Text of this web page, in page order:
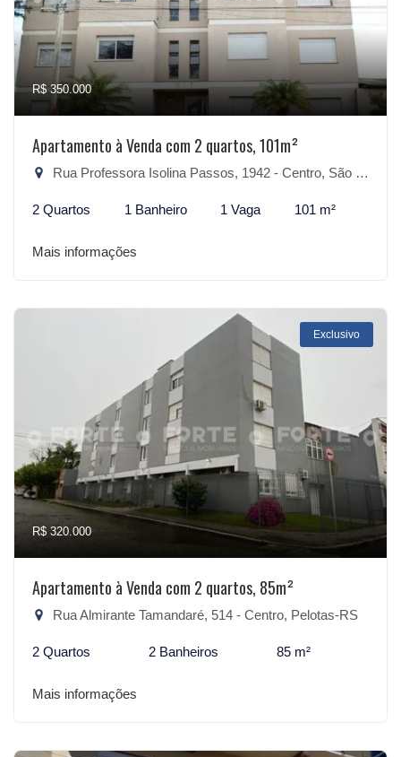
R$ 350.000
Apartamento à Venda com 2 quartos, 101m²
Rua Professora Isolina Passos, 1942 - Centro, São Lourenço do Sul-RS
2 Quartos 1 Banheiro 1 Vaga 101 m²
Mais informações
Exclusivo
R$ 320.000
Apartamento à Venda com 2 quartos, 85m²
Rua Almirante Tamandaré, 514 - Centro, Pelotas-RS
2 Quartos 2 Banheiros 85 m²
Mais informações